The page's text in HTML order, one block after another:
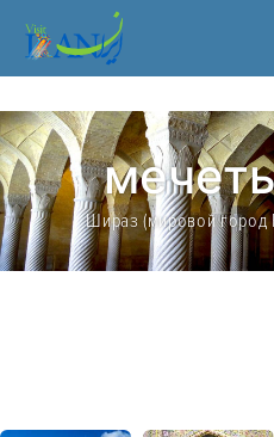
Шираз (мировой город